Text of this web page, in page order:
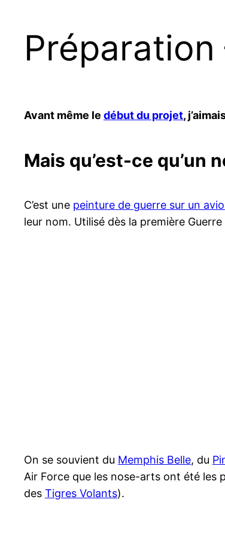
Avant même le début du projet,
Mais qu’est-ce qu’un
C’est une peinture de guerre sur un
leur nom. Utilisé dès la première
On se souvient du Memphis Belle, du
Air Force que les nose-arts ont été les
des Tigres Volants).